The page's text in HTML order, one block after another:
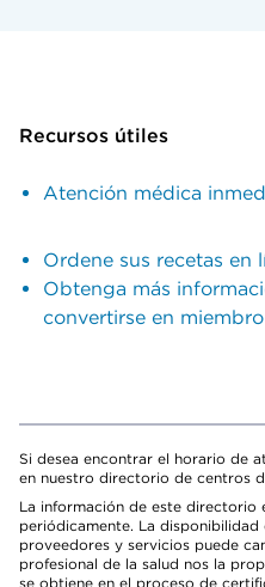
Recursos útiles
Atención médica
Ordene sus recetas en
Obtenga más
convertirse en
Si desea encontrar el horario de
en nuestro directorio de centros
La información de este directorio
periódicamente. La disponibilidad
proveedores y servicios puede
profesional de la salud nos la
se obtiene en el proceso de